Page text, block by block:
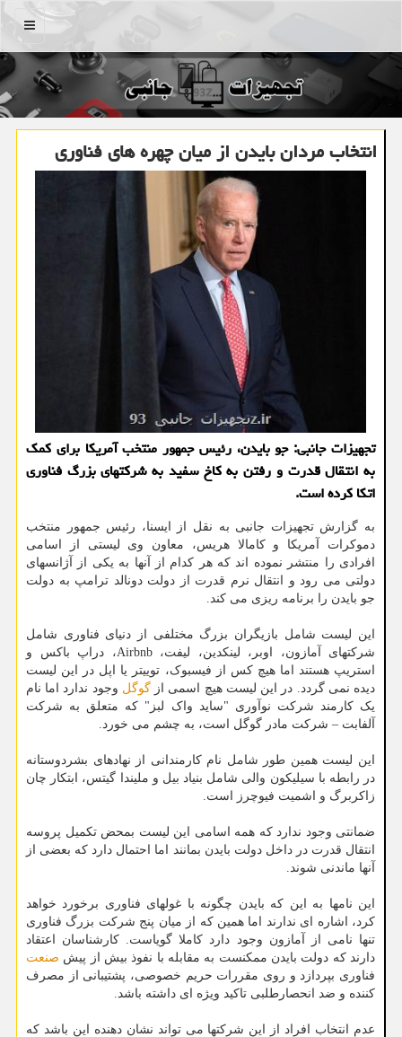
منو
انتخاب مردان بایدن از میان چهره های فناوری
تجهیزات جانبی: جو بایدن، رئیس جمهور منتخب آمریكا برای كمك
به انتقال قدرت و رفتن به كاخ سفید به شركتهای بزرگ فناوری
اتكا كرده است.
به گزارش تجهیزات جانبی به نقل از ایسنا، رئیس جمهور منتخب
دموکرات آمریکا و کامالا هریس، معاون وی لیستی از اسامی
افرادی را منتشر نموده اند که هر کدام از آنها به یکی از آژانسهای
دولتی می رود و انتقال نرم قدرت از دولت دونالد ترامپ به دولت
جو بایدن را برنامه ریزی می کند.
این لیست شامل بازیگران بزرگ مختلفی از دنیای فناوری شامل
شرکتهای آمازون، اوبر، لینکدین، لیفت، Airbnb، دراپ باکس و
استریپ هستند اما هیچ کس از فیسبوک، توییتر یا اپل در این لیست
دیده نمی گردد. در این لیست هیچ اسمی ازگوگل وجود ندارد اما نام
یک کارمند شرکت نوآوری "ساید واک لبز" که متعلق به شرکت
آلفابت – شرکت مادر گوگل است، به چشم می خورد.
این لیست همین طور شامل نام کارمندانی از نهادهای بشردوستانه
در رابطه با سیلیکون والی شامل بنیاد بیل و ملیندا گیتس، ابتکار چان
زاکربرگ و اشمیت فیوچرز است.
ضمانتی وجود ندارد که همه اسامی این لیست بمحض تکمیل پروسه
انتقال قدرت در داخل دولت بایدن بمانند اما احتمال دارد که بعضی از
آنها ماندنی شوند.
این نامها به این که بایدن چگونه با غولهای فناوری برخورد خواهد
کرد، اشاره ای ندارند اما همین که از میان پنج شرکت بزرگ فناوری
تنها نامی از آمازون وجود دارد کاملا گویاست. کارشناسان اعتقاد
دارند که دولت بایدن ممکنست به مقابله با نفوذ بیش از پیش صنعت
فناوری بپردازد و روی مقررات حریم خصوصی، پشتیبانی از مصرف
کننده و ضد انحصارطلبی تاکید ویژه ای داشته باشد.
عدم انتخاب افراد از این شرکتها می تواند نشان دهنده این باشد که